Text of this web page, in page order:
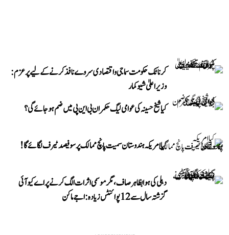
کرناٹک حکومت سماجی و اقتصادی سروے نافذ کرنے کے لیے پرعزم:
وزیر اعلیٰ شیوکمار
کیا شیخ حسینہ کی عوامی لیگ حکمران بی این پی میں ضم ہو جائے گی؟
کیا امریکہ ہندوستان سمیت پانچ ممالک پر سو فیصد ٹیرف لگائے گا!
دہلی کی ہوا بظاہر صاف، مگر موسمی اثرات الگ کرنے پر اے کیو آئی
گزشتہ سال سے 12 پوائنٹس زیادہ: اجے ماکن